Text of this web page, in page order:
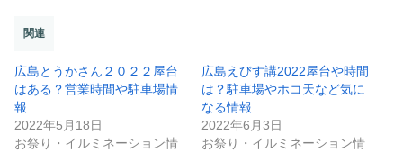
関連
広島とうかさん２０２２屋台
はある？営業時間や駐車場情
報
2022年5月18日
お祭り・イルミネーション情
広島えびす講2022屋台や時間
は？駐車場やホコ天など気に
なる情報
2022年6月3日
お祭り・イルミネーション情